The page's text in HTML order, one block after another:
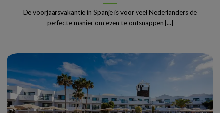
De voorjaarsvakantie in Spanje is voor veel Nederlanders de
perfecte manier om even te ontsnappen [...]